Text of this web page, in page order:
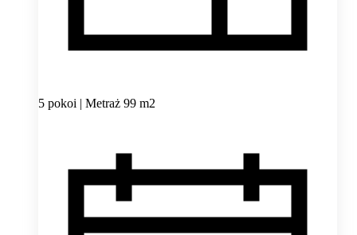
5 pokoi | Metraż 99 m2